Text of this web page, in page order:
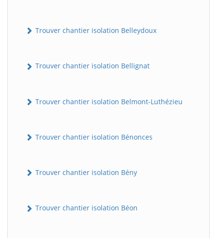
Trouver chantier isolation Belleydoux
Trouver chantier isolation Bellignat
Trouver chantier isolation Belmont-Luthézieu
Trouver chantier isolation Bénonces
Trouver chantier isolation Bény
Trouver chantier isolation Béon